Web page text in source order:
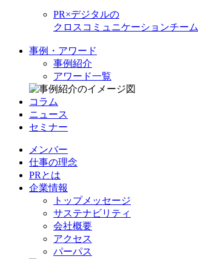
PR×デジタルの
クロスコミュニケーションチーム
事例・アワード
事例紹介
アワード一覧
コラム
ニュース
セミナー
メンバー
仕事の理念
PRとは
企業情報
トップメッセージ
サステナビリティ
会社概要
アクセス
パーパス